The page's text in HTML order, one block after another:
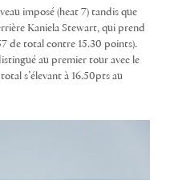
imposé (heat 7) tandis que
Kaniela Stewart, qui prend
de total contre 15.30 points).
au premier tour avec le
s’élevant à 16.50pts au